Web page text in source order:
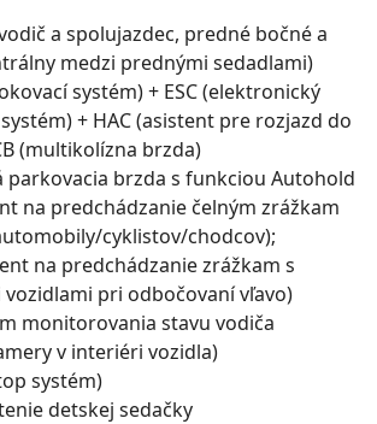
a spolujazdec, predné bočné a
medzi prednými sedadlami)
systém) + ESC (elektronický
+ HAC (asistent pre rozjazd do
(multikolízna brzda)
parkovacia brzda s funkciou Autohold
na predchádzanie čelným zrážkam
cyklistov/chodcov);
na predchádzanie zrážkam s
pri odbočovaní vľavo)
monitorovania stavu vodiča
v interiéri vozidla)
systém)
detskej sedačky